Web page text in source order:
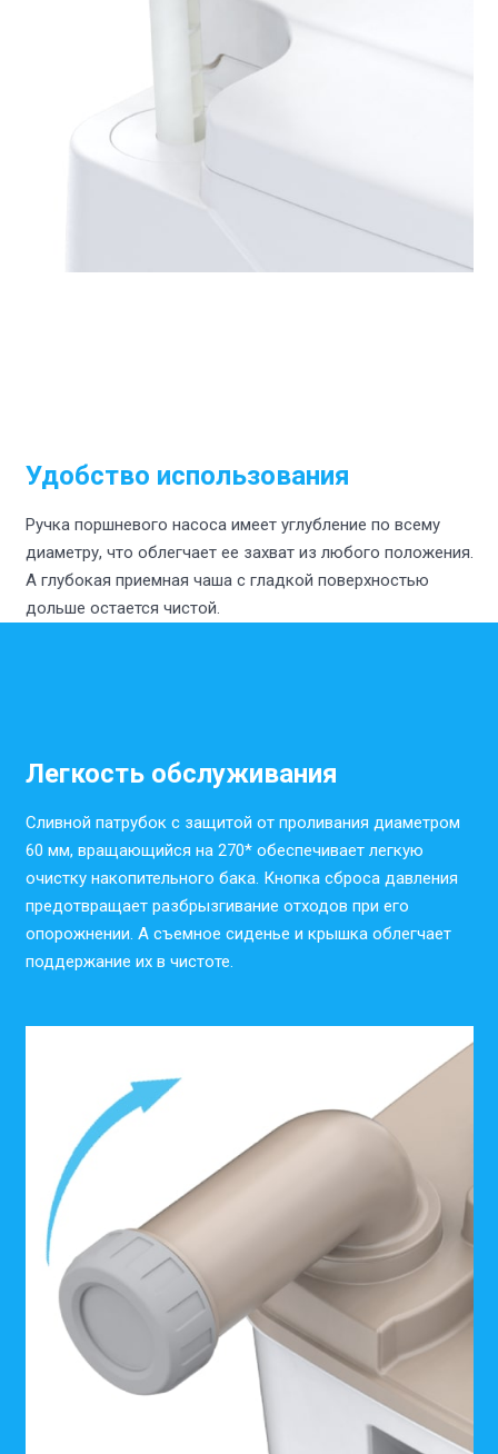
Удобство использования
Ручка поршневого насоса имеет углубление по всему
диаметру, что облегчает ее захват из любого положения.
А глубокая приемная чаша с гладкой поверхностью
дольше остается чистой.
Легкость обслуживания
Сливной патрубок с защитой от проливания диаметром
60 мм, вращающийся на 270* обеспечивает легкую
очистку накопительного бака. Кнопка сброса давления
предотвращает разбрызгивание отходов при его
опорожнении. А съемное сиденье и крышка облегчает
поддержание их в чистоте.